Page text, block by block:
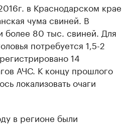
в Краснодарском крае
чума свиней. В
более 80 тыс. свиней. Для
потребуется 1,5-2
14
АЧС. К концу прошлого
локализовать очаги
в регионе были